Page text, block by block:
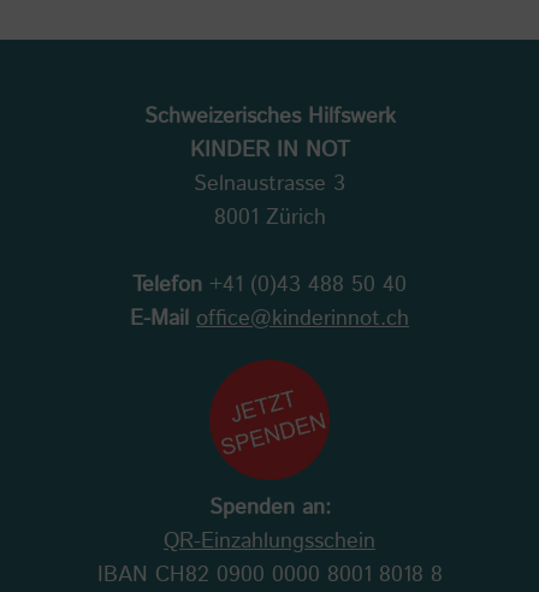
Schweizerisches Hilfswerk
KINDER IN NOT
Selnaustrasse 3
8001 Zürich
Telefon +41 (0)43 488 50 40
E-Mail office@kinderinnot.ch
Spenden an:
QR-Einzahlungsschein
IBAN CH82 0900 0000 8001 8018 8